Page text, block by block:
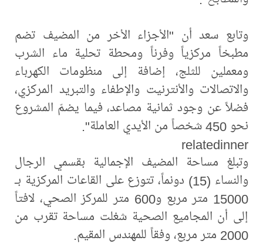
وتابع سعد أن "الأجزاء الأخر من المضيف تضم
مطبخاً مركزياً وفرناً ومحطة تحلية ماء الشرب
ومعملين للثلج، إضافة إلى منظومات الكهرباء
والاتصالات والأنترنيت والإطفاء والتبريد المركزي،
فضلاً عن وجود ثمانية مصاعد، فيما يضمّ المشروع
نحو 450 شخصاً من الأيدي العاملة".
relatedinner
وتبلغ مساحة المضيف الإجمالية بقسمي الرجال
والنساء (15) دونماً، تتوزع على القاعات المركزية بـ
15000 متر مربع و600 متر للمركز الصحي، لافتاً
إلى أن المجاميع الصحية شغلت مساحة تقرب من
2000 متر مربع، وفقاً للمهندس المقيم.